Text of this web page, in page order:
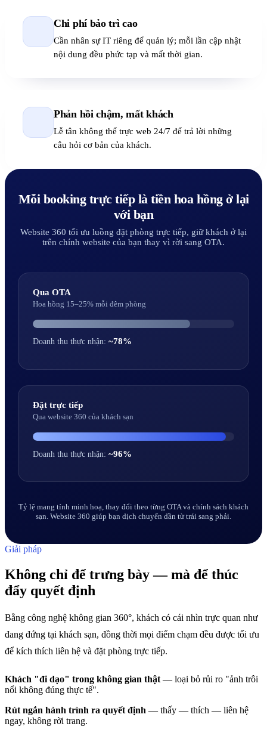
Chi phí bảo trì cao
Cần nhân sự IT riêng để quản lý; mỗi lần cập nhật
nội dung đều phức tạp và mất thời gian.
Phản hồi chậm, mất khách
Lễ tân không thể trực web 24/7 để trả lời những
câu hỏi cơ bản của khách.
Mỗi booking trực tiếp là tiền hoa hồng ở lại
với bạn
Website 360 tối ưu luồng đặt phòng trực tiếp, giữ khách ở lại
trên chính website của bạn thay vì rời sang OTA.
Qua OTA
Hoa hồng 15–25% mỗi đêm phòng
Doanh thu thực nhận: ~78%
Đặt trực tiếp
Qua website 360 của khách sạn
Doanh thu thực nhận: ~96%
Tỷ lệ mang tính minh hoạ, thay đổi theo từng OTA và chính sách khách
sạn. Website 360 giúp bạn dịch chuyển dần từ trái sang phải.
Giải pháp
Không chỉ để trưng bày — mà để thúc
đẩy quyết định
Bằng công nghệ không gian 360°, khách có cái nhìn trực quan như
đang đứng tại khách sạn, đồng thời mọi điểm chạm đều được tối ưu
để kích thích liên hệ và đặt phòng trực tiếp.
Khách "đi dạo" trong không gian thật — loại bỏ rủi ro "ảnh trôi
nổi không đúng thực tế".
Rút ngắn hành trình ra quyết định — thấy — thích — liên hệ
ngay, không rời trang.